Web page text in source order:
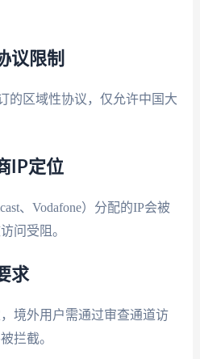
议限制
的区域性协议，仅允许中国大
IP定位
、Vodafone）分配的IP会被
问受阻。
求
境外用户需通过审查通道访
拦截。